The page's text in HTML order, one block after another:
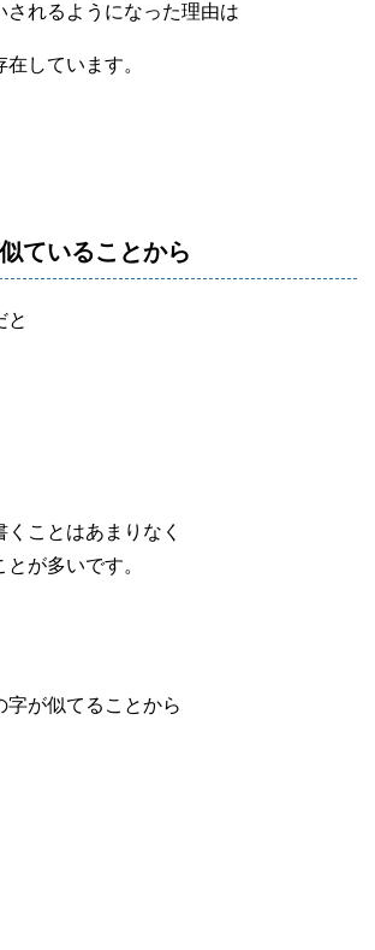
されるようになった理由は
しています。
ていることから
と
ことはあまりなく
が多いです。
字が似てることから